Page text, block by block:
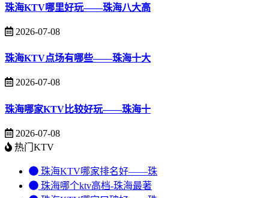
珠海KTV哪里好玩——珠海八大高
2026-07-08
珠海KTV点场有哪些——珠海十大
2026-07-08
珠海哪家KTV比较好玩——珠海十
2026-07-08
热门KTV
珠海KTV哪家排名好——珠
珠海哪个ktv高档-珠海最著